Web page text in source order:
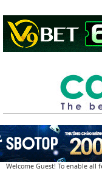
Welcome Guest! To enable all